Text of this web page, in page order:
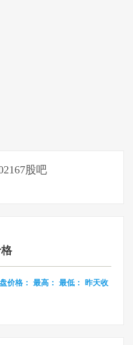
股吧
价格： 最高： 最低： 昨天收